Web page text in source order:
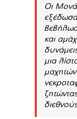
Οι
και
μια